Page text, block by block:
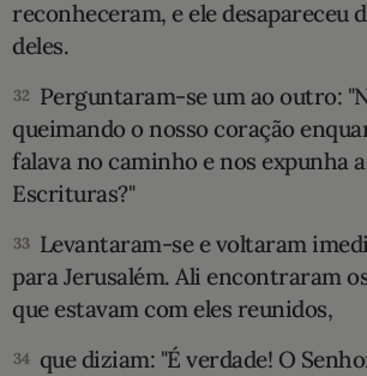
reconheceram, e ele desapareceu
deles.
32 Perguntaram-se um ao outro:
queimando o nosso coração
falava no caminho e nos expunha
Escrituras?"
33 Levantaram-se e voltaram
para Jerusalém. Ali encontraram
que estavam com eles reunidos,
34 que diziam: "É verdade! O